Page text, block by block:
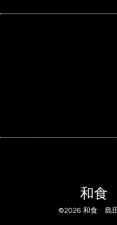
和食
©2026 和食 島